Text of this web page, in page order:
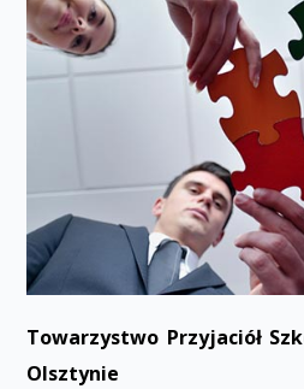
Towarzystwo Przyjaciół
Olsztynie